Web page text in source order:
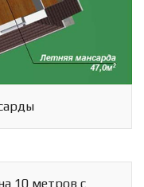
10 метров с